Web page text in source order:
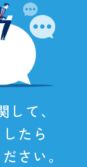
て、
たら
さい。